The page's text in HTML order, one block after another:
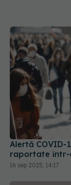
Alertă COVID-
raportate într-
16 sep 2025, 14:17